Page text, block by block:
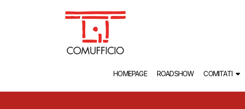
HOMEPAGE ROADSHOW COMITATI